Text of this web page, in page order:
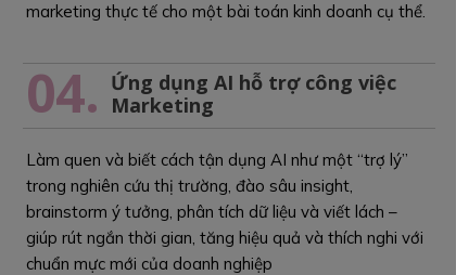
marketing thực tế cho một bài toán kinh doanh cụ thể.
04. Ứng dụng AI hỗ trợ công việc
Marketing
Làm quen và biết cách tận dụng AI như một “trợ lý”
trong nghiên cứu thị trường, đào sâu insight,
brainstorm ý tưởng, phân tích dữ liệu và viết lách –
giúp rút ngắn thời gian, tăng hiệu quả và thích nghi với
chuẩn mực mới của doanh nghiệp